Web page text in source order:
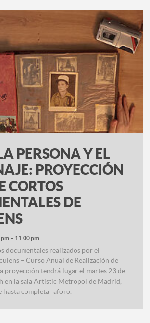
PERSONA Y EL
PROYECCIÓN
CORTOS
DE
pm – 11:00 pm
documentales realizados por el
– Curso Anual de Realización de
proyección tendrá lugar el martes 23 de
en la sala Artistic Metropol de Madrid,
completar aforo.